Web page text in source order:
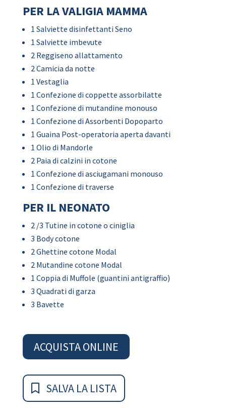
PER LA VALIGIA MAMMA
1 Salviette disinfettanti Seno
1 Salviette imbevute
2 Reggiseno allattamento
2 Camicia da notte
1 Vestaglia
1 Confezione di coppette assorbilatte
1 Confezione di mutandine monouso
1 Confezione di Assorbenti Dopoparto
1 Guaina Post-operatoria aperta davanti
1 Olio di Mandorle
2 Paia di calzini in cotone
1 Confezione di asciugamani monouso
1 Confezione di traverse
PER IL NEONATO
2 /3 Tutine in cotone o ciniglia
3 Body cotone
2 Ghettine cotone Modal
2 Mutandine cotone Modal
1 Coppia di Muffole (guantini antigraffio)
3 Quadrati di garza
3 Bavette
ACQUISTA ONLINE
SALVA LA LISTA